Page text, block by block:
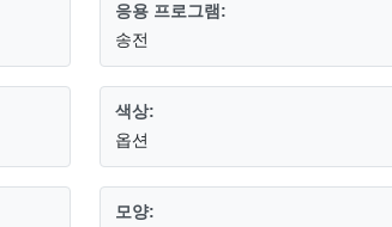
응용 프로그램:
송전
색상:
옵션
모양: